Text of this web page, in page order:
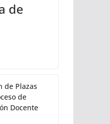
de
de Plazas
de
Docente